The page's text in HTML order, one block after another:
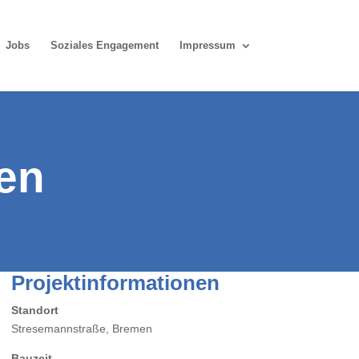
Jobs Soziales Engagement Impressum
Projektinformationen
Standort
Stresemannstraße, Bremen